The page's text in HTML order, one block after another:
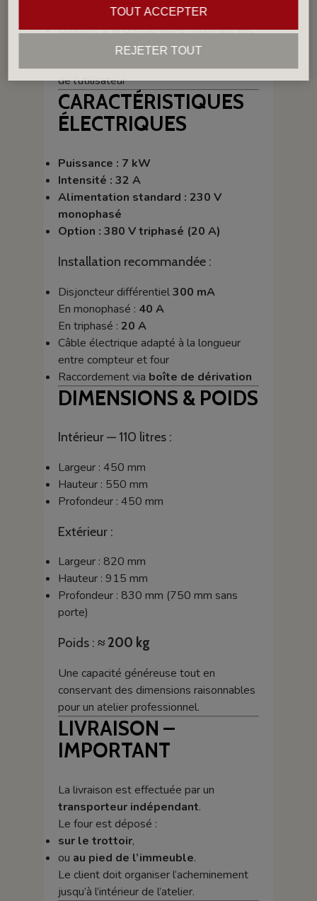
Coupure si la température maximale est
de l’utilisateur
CARACTÉRISTIQUES
ÉLECTRIQUES
Puissance : 7 kW
Intensité : 32 A
Alimentation standard : 230 V
monophasé
Option : 380 V triphasé (20 A)
Installation recommandée :
Disjoncteur différentiel300 mA
En monophasé : 40 A
En triphasé : 20 A
Câble électrique adapté à la longueur
entre compteur et four
Raccordement via boîte de dérivation
DIMENSIONS & POIDS
Intérieur — 110 litres :
Largeur : 450 mm
Hauteur : 550 mm
Profondeur : 450 mm
Extérieur :
Largeur : 820 mm
Hauteur : 915 mm
Profondeur : 830 mm (750 mm sans
porte)
Poids : ≈ 200 kg
Une capacité généreuse tout en
conservant des dimensions raisonnables
pour un atelier professionnel.
LIVRAISON –
IMPORTANT
La livraison est effectuée par un
transporteur indépendant.
Le four est déposé :
sur le trottoir,
ou au pied de l’immeuble.
Le client doit organiser l’acheminement
jusqu’à l’intérieur de l’atelier.
REJETER TOUT
TOUT ACCEPTER